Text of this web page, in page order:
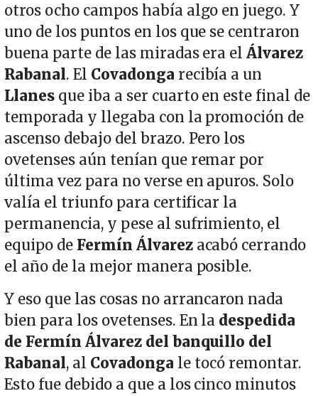
otros ocho campos había algo en juego. Y
uno de los puntos en los que se centraron
buena parte de las miradas era elÁlvarez
Rabanal. El Covadonga recibía a un
Llanes que iba a ser cuarto en este final de
temporada y llegaba con la promoción de
ascenso debajo del brazo. Pero los
ovetenses aún tenían que remar por
última vez para no verse en apuros. Solo
valía el triunfo para certificar la
permanencia, y pese al sufrimiento, el
equipo de Fermín Álvarezacabó cerrando
el año de la mejor manera posible.
Y eso que las cosas no arrancaron nada
bien para los ovetenses. En la despedida
de Fermín Álvarez del banquillo del
Rabanal, al Covadonga le tocó remontar.
Esto fue debido a que a los cinco minutos